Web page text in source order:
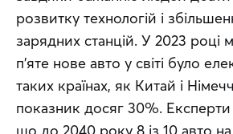
розвитку технологій і
зарядних станцій. У 2023
п’яте нове авто у світі було
таких країнах, як Китай і
показник досяг 30%.
що до 2040 року 8 із 10 авто